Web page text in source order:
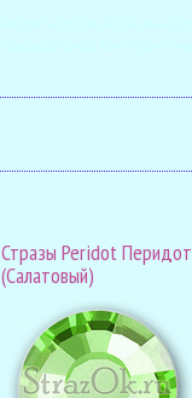
Стразы Peridot Перидот
(Салатовый)